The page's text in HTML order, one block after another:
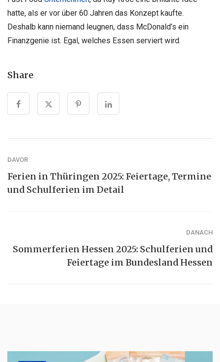
hatte, als er vor über 60 Jahren das Konzept kaufte.
Deshalb kann niemand leugnen, dass McDonald’s ein
Finanzgenie ist. Egal, welches Essen serviert wird.
Share
DAVOR
Ferien in Thüringen 2025: Feiertage, Termine
und Schulferien im Detail
DANACH
Sommerferien Hessen 2025: Schulferien und
Feiertage im Bundesland Hessen